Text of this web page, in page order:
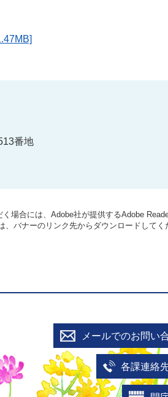
番地
場合には、Adobe社が提供するAdobe
、バナーのリンク先からダウンロードしてく
メールでのお問い
各課連絡